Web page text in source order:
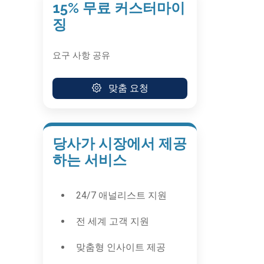
15% 무료 커스터마이
징
요구 사항 공유
맞춤 요청
당사가 시장에서 제공
하는 서비스
24/7 애널리스트 지원
전 세계 고객 지원
맞춤형 인사이트 제공